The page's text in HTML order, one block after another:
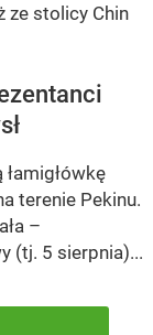
ze stolicy Chin
terenie Pekinu.
–
(tj. 5 sierpnia)...